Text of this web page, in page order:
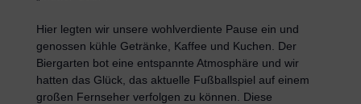
Hier legten wir unsere wohlverdiente Pause ein und
genossen kühle Getränke, Kaffee und Kuchen. Der
Biergarten bot eine entspannte Atmosphäre und wir
hatten das Glück, das aktuelle Fußballspiel auf einem
großen Fernseher verfolgen zu können. Diese